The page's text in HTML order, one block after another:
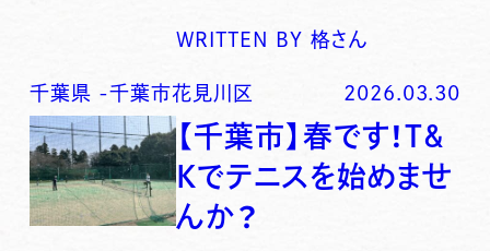
WRITTEN BY 格さん
千葉県 -千葉市花見川区 2026.03.30
【千葉市】春です！T&
Kでテニスを始めませ
んか？